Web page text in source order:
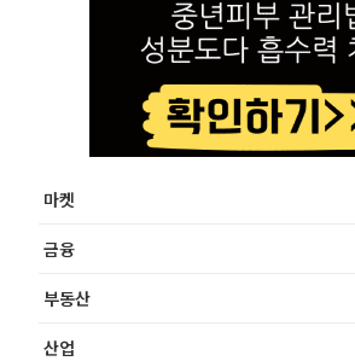
마켓
금융
부동산
산업